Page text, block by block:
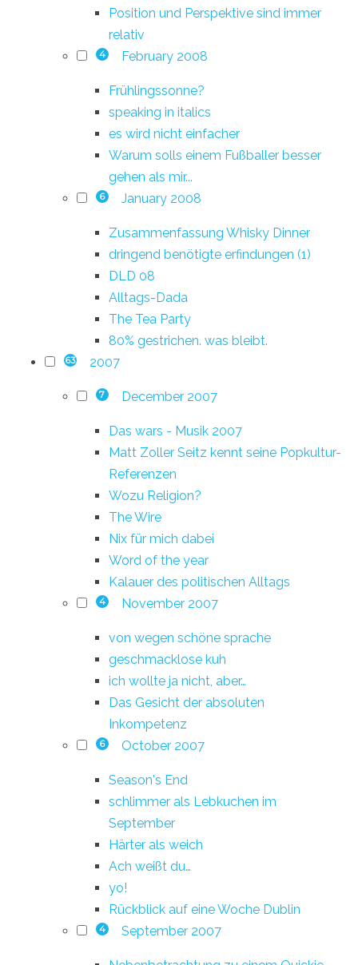
Position und Perspektive sind immer
relativ
4 February 2008
Frühlingssonne?
speaking in italics
es wird nicht einfacher
Warum solls einem Fußballer besser
gehen als mir...
6 January 2008
Zusammenfassung Whisky Dinner
dringend benötigte erfindungen (1)
DLD 08
Alltags-Dada
The Tea Party
80% gestrichen. was bleibt.
63 2007
7 December 2007
Das wars - Musik 2007
Matt Zoller Seitz kennt seine Popkultur-
Referenzen
Wozu Religion?
The Wire
Nix für mich dabei
Word of the year
Kalauer des politischen Alltags
4 November 2007
von wegen schöne sprache
geschmacklose kuh
ich wollte ja nicht, aber…
Das Gesicht der absoluten
Inkompetenz
6 October 2007
Season's End
schlimmer als Lebkuchen im
September
Härter als weich
Ach weißt du…
yo!
Rückblick auf eine Woche Dublin
4 September 2007